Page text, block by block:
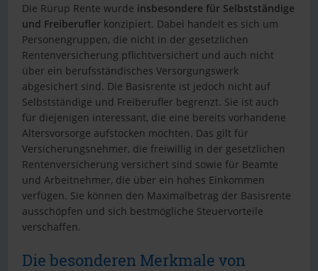
Die Rürup Rente wurde insbesondere für Selbstständige
und Freiberufler konzipiert. Dabei handelt es sich um
Personengruppen, die nicht in der gesetzlichen
Rentenversicherung pflichtversichert und auch nicht
über ein berufsständisches Versorgungswerk
abgesichert sind. Die Basisrente ist jedoch nicht auf
Selbstständige und Freiberufler begrenzt. Sie ist auch
für diejenigen interessant, die eine bereits vorhandene
Altersvorsorge aufstocken möchten. Das gilt für
Versicherungsnehmer, die freiwillig in der gesetzlichen
Rentenversicherung versichert sind sowie für Beamte
und Arbeitnehmer, die über ein hohes Einkommen
verfügen. Sie können den Maximalbetrag der Basisrente
ausschöpfen und sich bestmögliche Steuervorteile
verschaffen.
Die besonderen Merkmale von